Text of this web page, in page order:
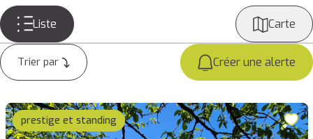
Créer une alerte
Liste Carte
prestige et standing